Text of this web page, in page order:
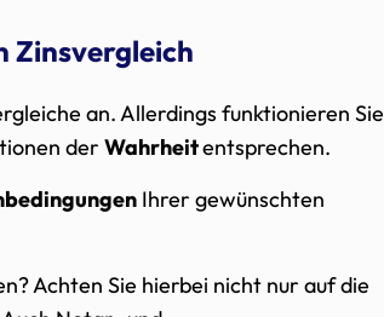
Zinsvergleich
an. Allerdings funktionieren Sie
der Wahrheitentsprechen.
Ihrer gewünschten
Achten Sie hierbei nicht nur auf die